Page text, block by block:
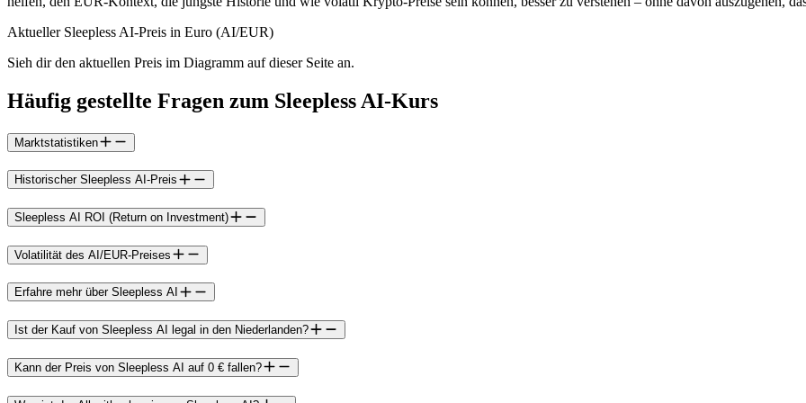
Aktueller Sleepless AI-Preis in Euro (AI/EUR)
Sieh dir den aktuellen Preis im Diagramm auf dieser Seite an.
Häufig gestellte Fragen zum Sleepless AI-Kurs
Marktstatistiken
Historischer Sleepless AI-Preis
Sleepless AI ROI (Return on Investment)
Volatilität des AI/EUR-Preises
Erfahre mehr über Sleepless AI
Ist der Kauf von Sleepless AI legal in den Niederlanden?
Kann der Preis von Sleepless AI auf 0 € fallen?